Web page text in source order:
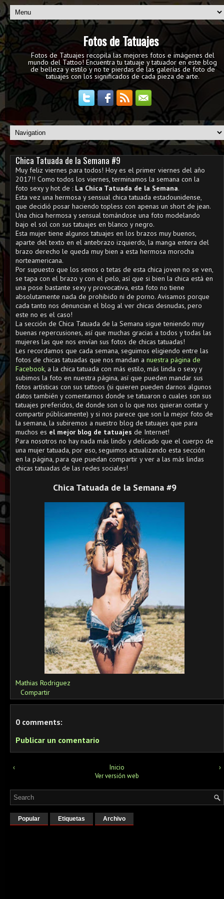
Fotos de Tatuajes
Fotos de Tatuajes recopila las mejores fotos e imágenes del
mundo del Tattoo! Encuentra tu tatuaje y tatuador en este blog
de belleza y estilo y no te pierdas de las galerías de foto de
tatuajes con los significados de cada pieza de arte.
Chica Tatuada de la Semana #9
Muy feliz viernes para todos! Hoy es el primer viernes del año
2017!! Como todos los viernes, terminamos la semana con la
foto sexy y hot de : La Chica Tatuada de la Semana.
Esta vez una hermosa y sensual chica tatuada estadounidense,
que decidió posar haciendo topless con apenas un short de jean.
Una chica hermosa y sensual tomándose una foto modelando
bajo el sol con sus tatuajes en blanco y negro.
Esta mujer tiene algunos tatuajes en los brazos muy buenos,
aparte del texto en el antebrazo izquierdo, la manga entera del
brazo derecho le queda muy bien a esta hermosa morocha
norteamericana.
Por supuesto que los senos o tetas de esta chica joven no se ven,
se tapa con el brazo y con el pelo, así que si bien la chica está en
una pose bastante sexy y provocativa, esta foto no tiene
absolutamente nada de prohibido ni de porno. Avisamos porque
cada tanto nos denuncian el blog al ver chicas desnudas, pero
este no es el caso!
La sección de Chica Tatuada de la Semana sigue teniendo muy
buenas repercusiones, así que muchas gracias a todos y todas las
mujeres las que nos envían sus fotos de chicas tatuadas!
Les recordamos que cada semana, seguimos eligiendo entre las
fotos de chicas tatuadas que nos mandan a nuestra página de
Facebook, a la chica tatuada con más estilo, más linda o sexy y
subimos la foto en nuestra página, así que pueden mandar sus
fotos artísticas con sus tattoos (si quieren pueden darnos algunos
datos también y comentarnos donde se tatuaron o cuales son sus
tatuajes preferidos, de donde son o lo que nos quieran contar y
compartir públicamente) y si nos parece que son la mejor foto de
la semana, la subiremos a nuestro blog de tatuajes que para
muchos es el mejor blog de tatuajes de Internet!
Para nosotros no hay nada más lindo y delicado que el cuerpo de
una mujer tatuada, por eso, seguimos actualizando esta sección
en la página, para que puedan compartir y ver a las más lindas
chicas tatuadas de las redes sociales!
Chica Tatuada de la Semana #9
Mathias Rodriguez
Compartir
0 comments:
Publicar un comentario
‹ ›
Inicio
Ver versión web
Popular Etiquetas Archivo